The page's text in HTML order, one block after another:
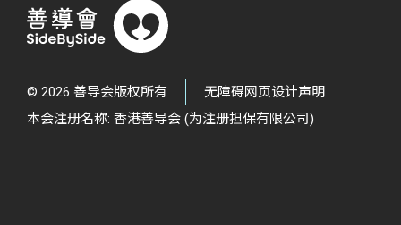
© 2026 善导会版权所有
无障碍网页设计声明
本会注册名称: 香港善导会 (为注册担保有限公司)